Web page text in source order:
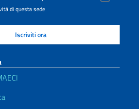
di questa sede